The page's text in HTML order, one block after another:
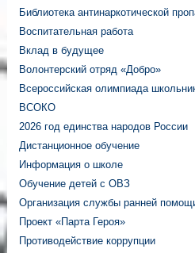
Библиотека антинаркотической
Воспитательная работа
Вклад в будущее
Волонтерский отряд «Добро»
Всероссийская олимпиада
ВСОКО
2026 год единства народов России
Дистанционное обучение
Информация о школе
Обучение детей с ОВЗ
Организация службы ранней
Проект «Парта Героя»
Противодействие коррупции